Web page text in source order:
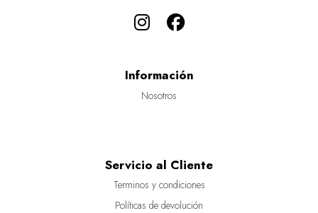
Información
Nosotros
Servicio al Cliente
Terminos y condiciones
Políticas de devolución